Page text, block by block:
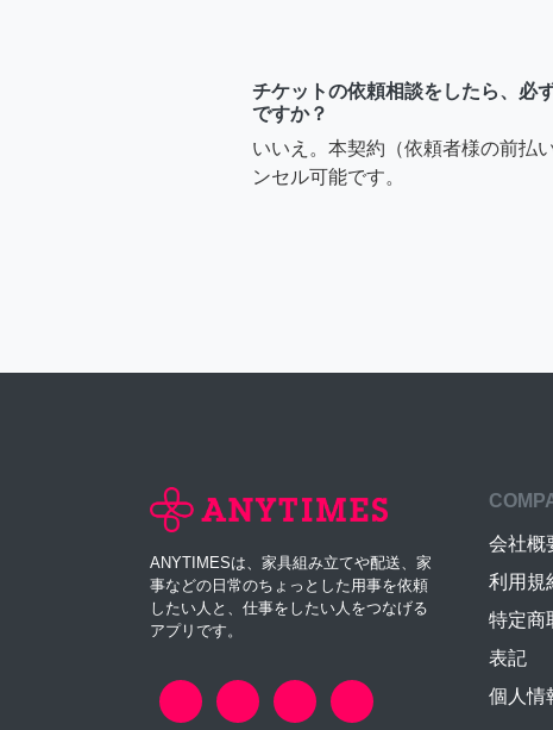
チケットの依頼相談をしたら、必
ですか？
いいえ。本契約（依頼者様の前払
ンセル可能です。
ANYTIMESは、家具組み立てや配送、家
事などの日常のちょっとした用事を依頼
したい人と、仕事をしたい人をつなげる
アプリです。
会社概
利用規
特定商
表記
個人情